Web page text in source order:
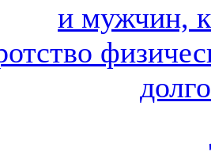
и мужчин,